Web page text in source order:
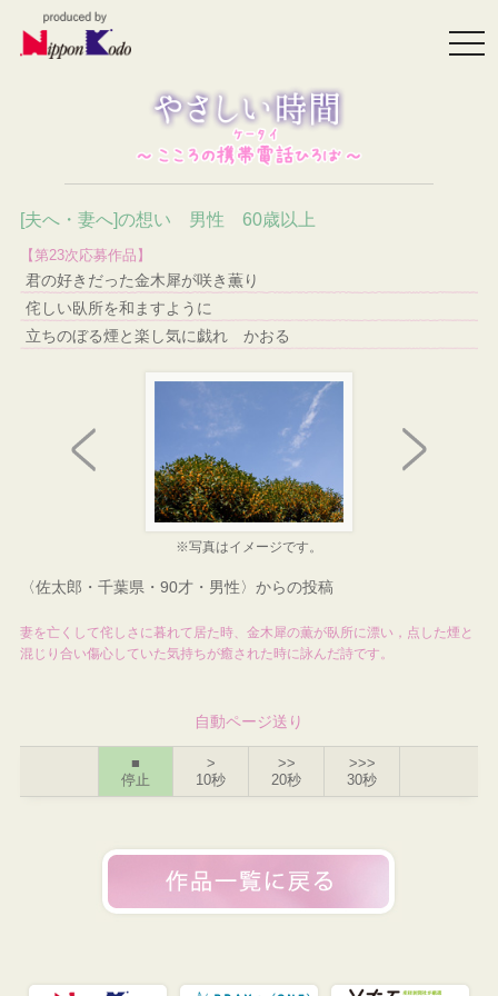
[夫へ・妻へ]の想い 男性 60歳以上
【第23次応募作品】
君の好きだった金木犀が咲き薫り
侘しい臥所を和ますように
立ちのぼる煙と楽し気に戯れ かおる
※写真はイメージです。
〈佐太郎・千葉県・90才・男性〉からの投稿
妻を亡くして侘しさに暮れて居た時、金木犀の薫が臥所に漂い，点した煙と
混じり合い傷心していた気持ちが癒された時に詠んだ詩です。
自動ページ送り
■
停止
>
10秒
>>
20秒
>>>
30秒